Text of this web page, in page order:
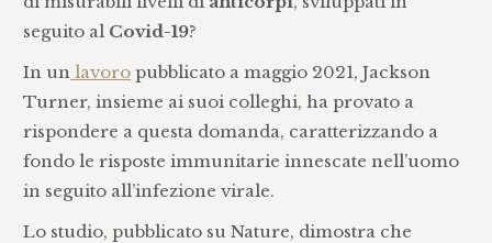
seguito al Covid-19?
In un lavoro pubblicato a maggio 2021, Jackson
Turner, insieme ai suoi colleghi, ha provato a
rispondere a questa domanda, caratterizzando a
fondo le risposte immunitarie innescate nell’uomo
in seguito all’infezione virale.
Lo studio, pubblicato su Nature, dimostra che